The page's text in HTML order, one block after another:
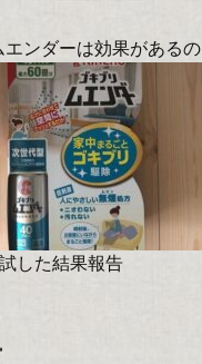
エンダーは効果があるの
した結果報告